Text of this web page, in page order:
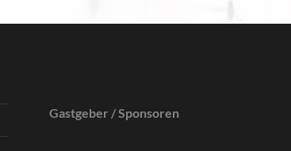
Gastgeber / Sponsoren